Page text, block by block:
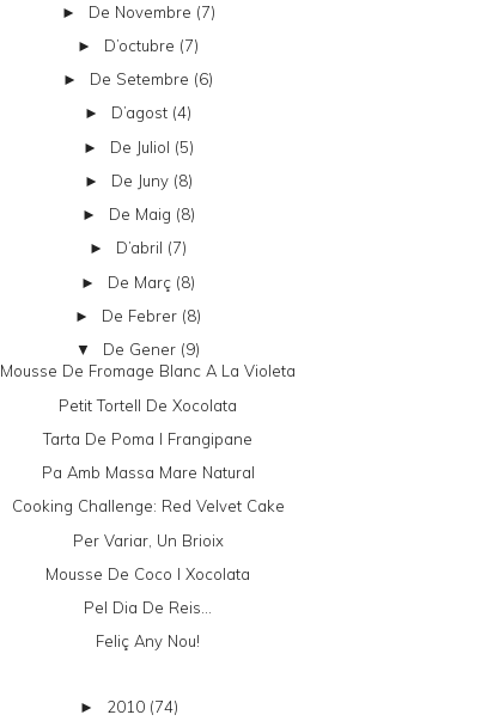
► De Novembre (7)
► D’octubre (7)
► De Setembre (6)
► D’agost (4)
► De Juliol (5)
► De Juny (8)
► De Maig (8)
► D’abril (7)
► De Març (8)
► De Febrer (8)
▼ De Gener (9)
Mousse De Fromage Blanc A La Violeta
Petit Tortell De Xocolata
Tarta De Poma I Frangipane
Pa Amb Massa Mare Natural
Cooking Challenge: Red Velvet Cake
Per Variar, Un Brioix
Mousse De Coco I Xocolata
Pel Dia De Reis...
Feliç Any Nou!
► 2010 (74)